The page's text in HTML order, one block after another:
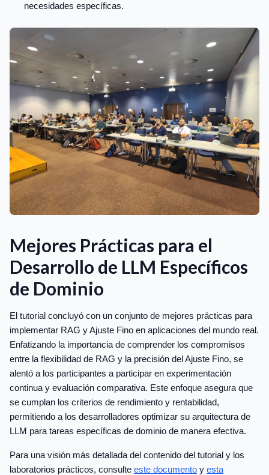
necesidades específicas.
Mejores Prácticas para el
Desarrollo de LLM Específicos
de Dominio
El tutorial concluyó con un conjunto de mejores prácticas para
implementar RAG y Ajuste Fino en aplicaciones del mundo real.
Enfatizando la importancia de comprender los compromisos
entre la flexibilidad de RAG y la precisión del Ajuste Fino, se
alentó a los participantes a participar en experimentación
continua y evaluación comparativa. Este enfoque asegura que
se cumplan los criterios de rendimiento y rentabilidad,
permitiendo a los desarrolladores optimizar su arquitectura de
LLM para tareas específicas de dominio de manera efectiva.
Para una visión más detallada del contenido del tutorial y los
laboratorios prácticos, consulte este documento y esta